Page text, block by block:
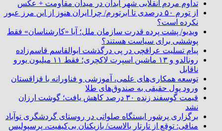
تداوم مردم انقلابی شهر آبدان در میدان مقاومت + عکس
از تورم ۵۰ درصدی تا ابرتورم/ چرا ایران هنوز از این مرز عبور
نکرده است؟
ویدیو/ پشت پرده قدرت سازمان ملل؛ آیا «کارشناسان» فقط
پوششی برای سیاست هستند؟
پیام تسلیت عراقچی در پی درگذشت ابوالقاسم قاسم‌زاده
رونالدو و ۱۳ ماشین اسپرت لاکچری؛ فقط ۱۱ میلیون یورو
ناقابل
توسعه همکاری‌های علمی، آموزشی و فناورانه با قزاقستان
ورود پول حقیقی به صندوق‌های طلا
قیمت گوسفند زنده ۳۰ درصد کاهش یافت؛ گوشت ارزان
نشد
برگزاری پرشور ایستگاه صلواتی در روستای گردشگری توآباد
منافی: توقع از تارتار بالاست/ بازیکنان بی‌کیفیت، پرسپولیس